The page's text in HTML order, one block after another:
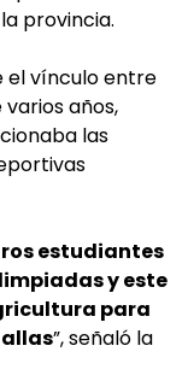
provincia.
el vínculo entre
años,
las
estudiantes
y este
para
”, señaló la